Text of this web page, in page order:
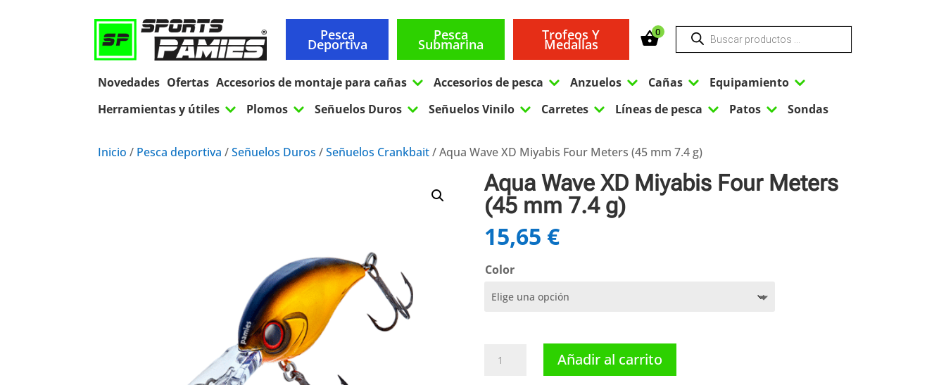
Pesca
Deportiva
Pesca
Submarina
Trofeos Y
Medallas
0 Búsqueda
productos
Novedades Ofertas Accesorios de montaje para cañas 3 Accesorios de pesca 3 Anzuelos 3 Cañas 3 Equipamiento 3
Herramientas y útiles 3 Plomos 3 Señuelos Duros 3 Señuelos Vinilo 3 Carretes 3 Líneas de pesca 3 Patos 3 Sondas
Inicio / Pesca deportiva /Señuelos Duros /Señuelos Crankbait/ Aqua Wave XD Miyabis Four Meters (45 mm 7.4 g)
Aqua Wave XD Miyabis Four Meters
(45 mm 7.4 g)
15,65 €
Color
Wave
Añadir al carrito